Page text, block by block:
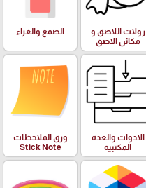
رولات اللاصق و
مكائن الاصق
الصمغ والغراء
الادوات والعدة
المكتبية
ورق الملاحظات
Stick Note